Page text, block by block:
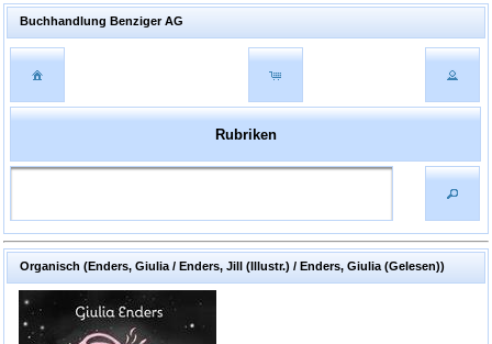
Buchhandlung Benziger AG
Rubriken
Organisch (Enders, Giulia / Enders, Jill (Illustr.) / Enders, Giulia (Gelesen))